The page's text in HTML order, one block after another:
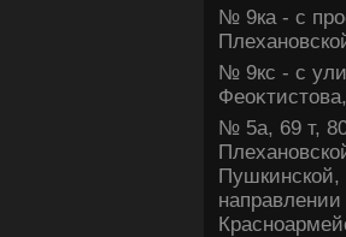
№ 9ка - с
№ 9кс - с
№ 5а, 69 т,